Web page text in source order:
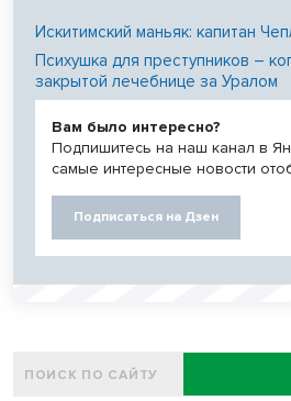
Искитимский маньяк: капитан
Психушка для преступников –
закрытой лечебнице за Уралом
Вам было интересно?
Подпишитесь на наш канал в
самые интересные новости
Подписаться на Дзен